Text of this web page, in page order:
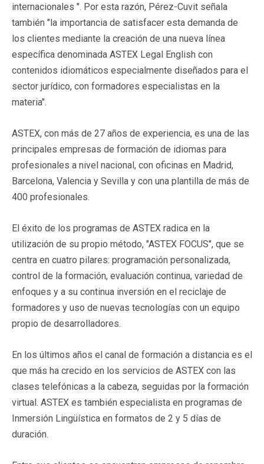
internacionales ". Por esta razón, Pérez-Cuvit señala
también "la importancia de satisfacer esta demanda de
los clientes mediante la creación de una nueva línea
específica denominada ASTEX Legal English con
contenidos idiomáticos especialmente diseñados para el
sector jurídico, con formadores especialistas en la
materia".
ASTEX, con más de 27 años de experiencia, es una de las
principales empresas de formación de idiomas para
profesionales a nivel nacional, con oficinas en Madrid,
Barcelona, Valencia y Sevilla y con una plantilla de más de
400 profesionales.
El éxito de los programas de ASTEX radica en la
utilización de su propio método, "ASTEX FOCUS", que se
centra en cuatro pilares: programación personalizada,
control de la formación, evaluación continua, variedad de
enfoques y a su continua inversión en el reciclaje de
formadores y uso de nuevas tecnologías con un equipo
propio de desarrolladores.
En los últimos años el canal de formación a distancia es el
que más ha crecido en los servicios de ASTEX con las
clases telefónicas a la cabeza, seguidas por la formación
virtual. ASTEX es también especialista en programas de
Inmersión Lingüística en formatos de 2 y 5 días de
duración.